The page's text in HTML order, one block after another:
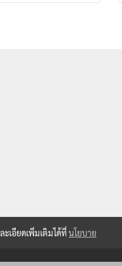
เอียดเพิ่มเติมได้ที่นโยบาย